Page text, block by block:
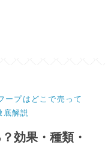
ープはどこで売って
底解説
効果・種類・